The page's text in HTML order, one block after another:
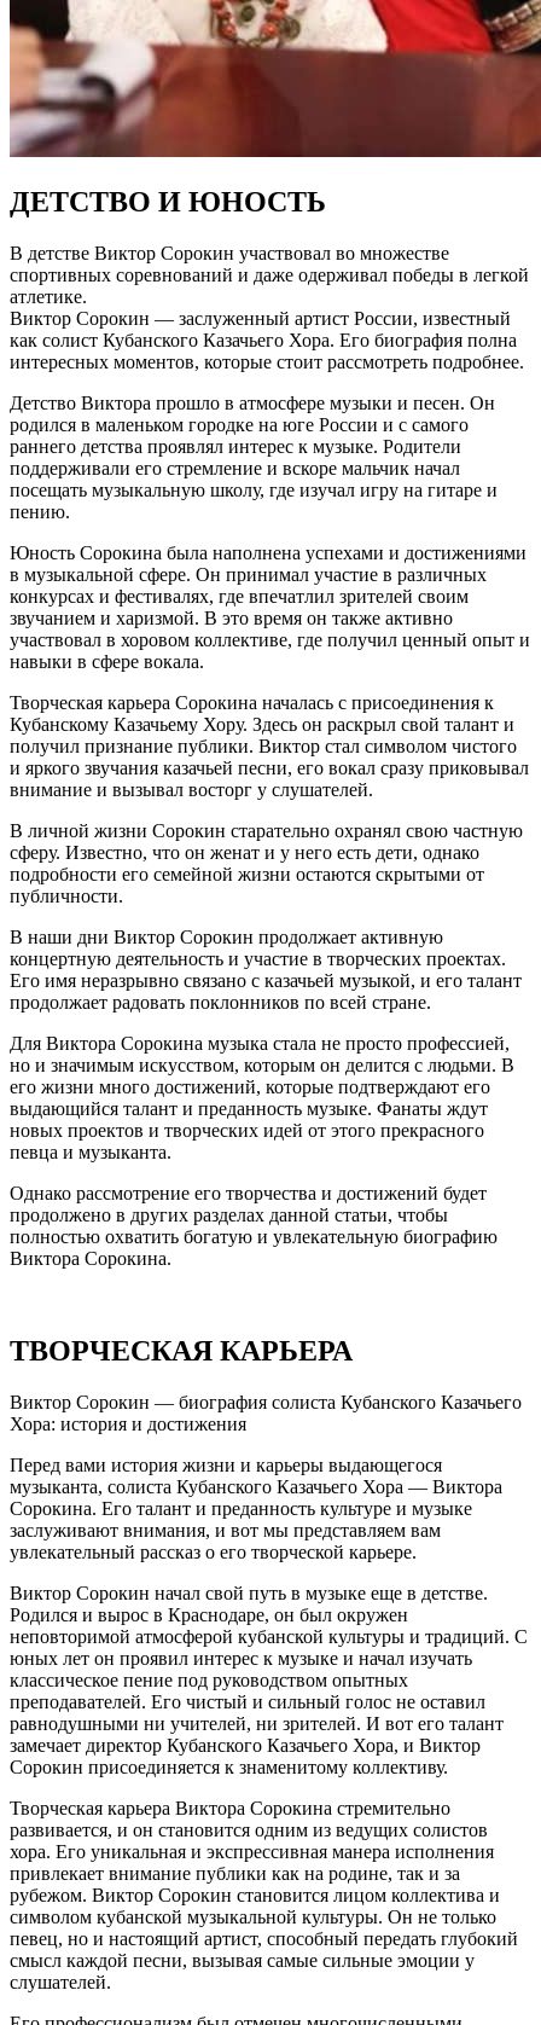
ДЕТСТВО И ЮНОСТЬ
В детстве Виктор Сорокин участвовал во множестве
спортивных соревнований и даже одерживал победы в легкой
атлетике.
Виктор Сорокин — заслуженный артист России, известный
как солист Кубанского Казачьего Хора. Его биография полна
интересных моментов, которые стоит рассмотреть подробнее.
Детство Виктора прошло в атмосфере музыки и песен. Он
родился в маленьком городке на юге России и с самого
раннего детства проявлял интерес к музыке. Родители
поддерживали его стремление и вскоре мальчик начал
посещать музыкальную школу, где изучал игру на гитаре и
пению.
Юность Сорокина была наполнена успехами и достижениями
в музыкальной сфере. Он принимал участие в различных
конкурсах и фестивалях, где впечатлил зрителей своим
звучанием и харизмой. В это время он также активно
участвовал в хоровом коллективе, где получил ценный опыт и
навыки в сфере вокала.
Творческая карьера Сорокина началась с присоединения к
Кубанскому Казачьему Хору. Здесь он раскрыл свой талант и
получил признание публики. Виктор стал символом чистого
и яркого звучания казачьей песни, его вокал сразу приковывал
внимание и вызывал восторг у слушателей.
В личной жизни Сорокин старательно охранял свою частную
сферу. Известно, что он женат и у него есть дети, однако
подробности его семейной жизни остаются скрытыми от
публичности.
В наши дни Виктор Сорокин продолжает активную
концертную деятельность и участие в творческих проектах.
Его имя неразрывно связано с казачьей музыкой, и его талант
продолжает радовать поклонников по всей стране.
Для Виктора Сорокина музыка стала не просто профессией,
но и значимым искусством, которым он делится с людьми. В
его жизни много достижений, которые подтверждают его
выдающийся талант и преданность музыке. Фанаты ждут
новых проектов и творческих идей от этого прекрасного
певца и музыканта.
Однако рассмотрение его творчества и достижений будет
продолжено в других разделах данной статьи, чтобы
полностью охватить богатую и увлекательную биографию
Виктора Сорокина.
ТВОРЧЕСКАЯ КАРЬЕРА
Виктор Сорокин — биография солиста Кубанского Казачьего
Хора: история и достижения
Перед вами история жизни и карьеры выдающегося
музыканта, солиста Кубанского Казачьего Хора — Виктора
Сорокина. Его талант и преданность культуре и музыке
заслуживают внимания, и вот мы представляем вам
увлекательный рассказ о его творческой карьере.
Виктор Сорокин начал свой путь в музыке еще в детстве.
Родился и вырос в Краснодаре, он был окружен
неповторимой атмосферой кубанской культуры и традиций. С
юных лет он проявил интерес к музыке и начал изучать
классическое пение под руководством опытных
преподавателей. Его чистый и сильный голос не оставил
равнодушными ни учителей, ни зрителей. И вот его талант
замечает директор Кубанского Казачьего Хора, и Виктор
Сорокин присоединяется к знаменитому коллективу.
Творческая карьера Виктора Сорокина стремительно
развивается, и он становится одним из ведущих солистов
хора. Его уникальная и экспрессивная манера исполнения
привлекает внимание публики как на родине, так и за
рубежом. Виктор Сорокин становится лицом коллектива и
символом кубанской музыкальной культуры. Он не только
певец, но и настоящий артист, способный передать глубокий
смысл каждой песни, вызывая самые сильные эмоции у
слушателей.